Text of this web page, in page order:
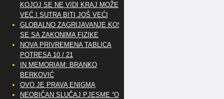
KOJOJ SE NE VIDI KRAJ MOŽE
VEĆ I SUTRA BITI JOŠ VEĆI
GLOBALNO ZAGRIJAVANJE KOSI
SE SA ZAKONIMA FIZIKE
NOVA PRIVREMENA TABLICA
POTRESA 10 / 21
IN MEMORIAM: BRANKO
BERKOVIĆ
OVO JE PRAVA ENIGMA
NEOBIČAN SLUČAJ PJESME “OH